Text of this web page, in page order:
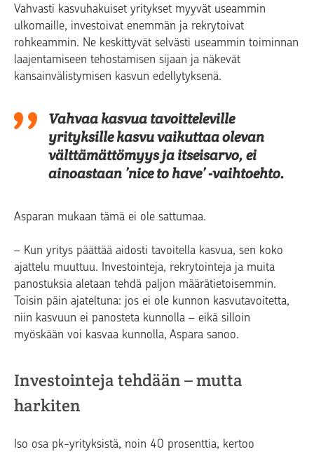
Vahvasti kasvuhakuiset yritykset myyvät useammin
ulkomaille, investoivat enemmän ja rekrytoivat
rohkeammin. Ne keskittyvät selvästi useammin toiminnan
laajentamiseen tehostamisen sijaan ja näkevät
kansainvälistymisen kasvun edellytyksenä.
Vahvaa kasvua tavoitteleville
yrityksille kasvu vaikuttaa olevan
välttämättömyys ja itseisarvo, ei
ainoastaan ’nice to have’ -vaihtoehto.
Asparan mukaan tämä ei ole sattumaa.
– Kun yritys päättää aidosti tavoitella kasvua, sen koko
ajattelu muuttuu. Investointeja, rekrytointeja ja muita
panostuksia aletaan tehdä paljon määrätietoisemmin.
Toisin päin ajateltuna: jos ei ole kunnon kasvutavoitetta,
niin kasvuun ei panosteta kunnolla – eikä silloin
myöskään voi kasvaa kunnolla, Aspara sanoo.
Investointeja tehdään – mutta
harkiten
Iso osa pk-yrityksistä, noin 40 prosenttia, kertoo